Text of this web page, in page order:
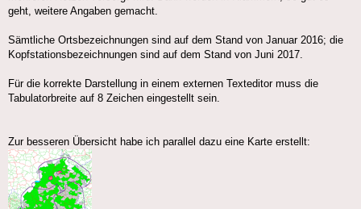
geht, weitere Angaben gemacht.
Sämtliche Ortsbezeichnungen sind auf dem Stand von Januar 2016; die
Kopfstationsbezeichnungen sind auf dem Stand von Juni 2017.
Für die korrekte Darstellung in einem externen Texteditor muss die
Tabulatorbreite auf 8 Zeichen eingestellt sein.
Zur besseren Übersicht habe ich parallel dazu eine Karte erstellt: